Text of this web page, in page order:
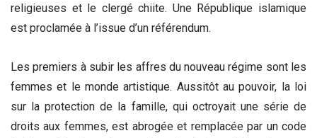
religieuses et le clergé chiite. Une République islamique
est proclamée à l’issue d’un référendum.
Les premiers à subir les affres du nouveau régime sont les
femmes et le monde artistique. Aussitôt au pouvoir, la loi
sur la protection de la famille, qui octroyait une série de
droits aux femmes, est abrogée et remplacée par un code